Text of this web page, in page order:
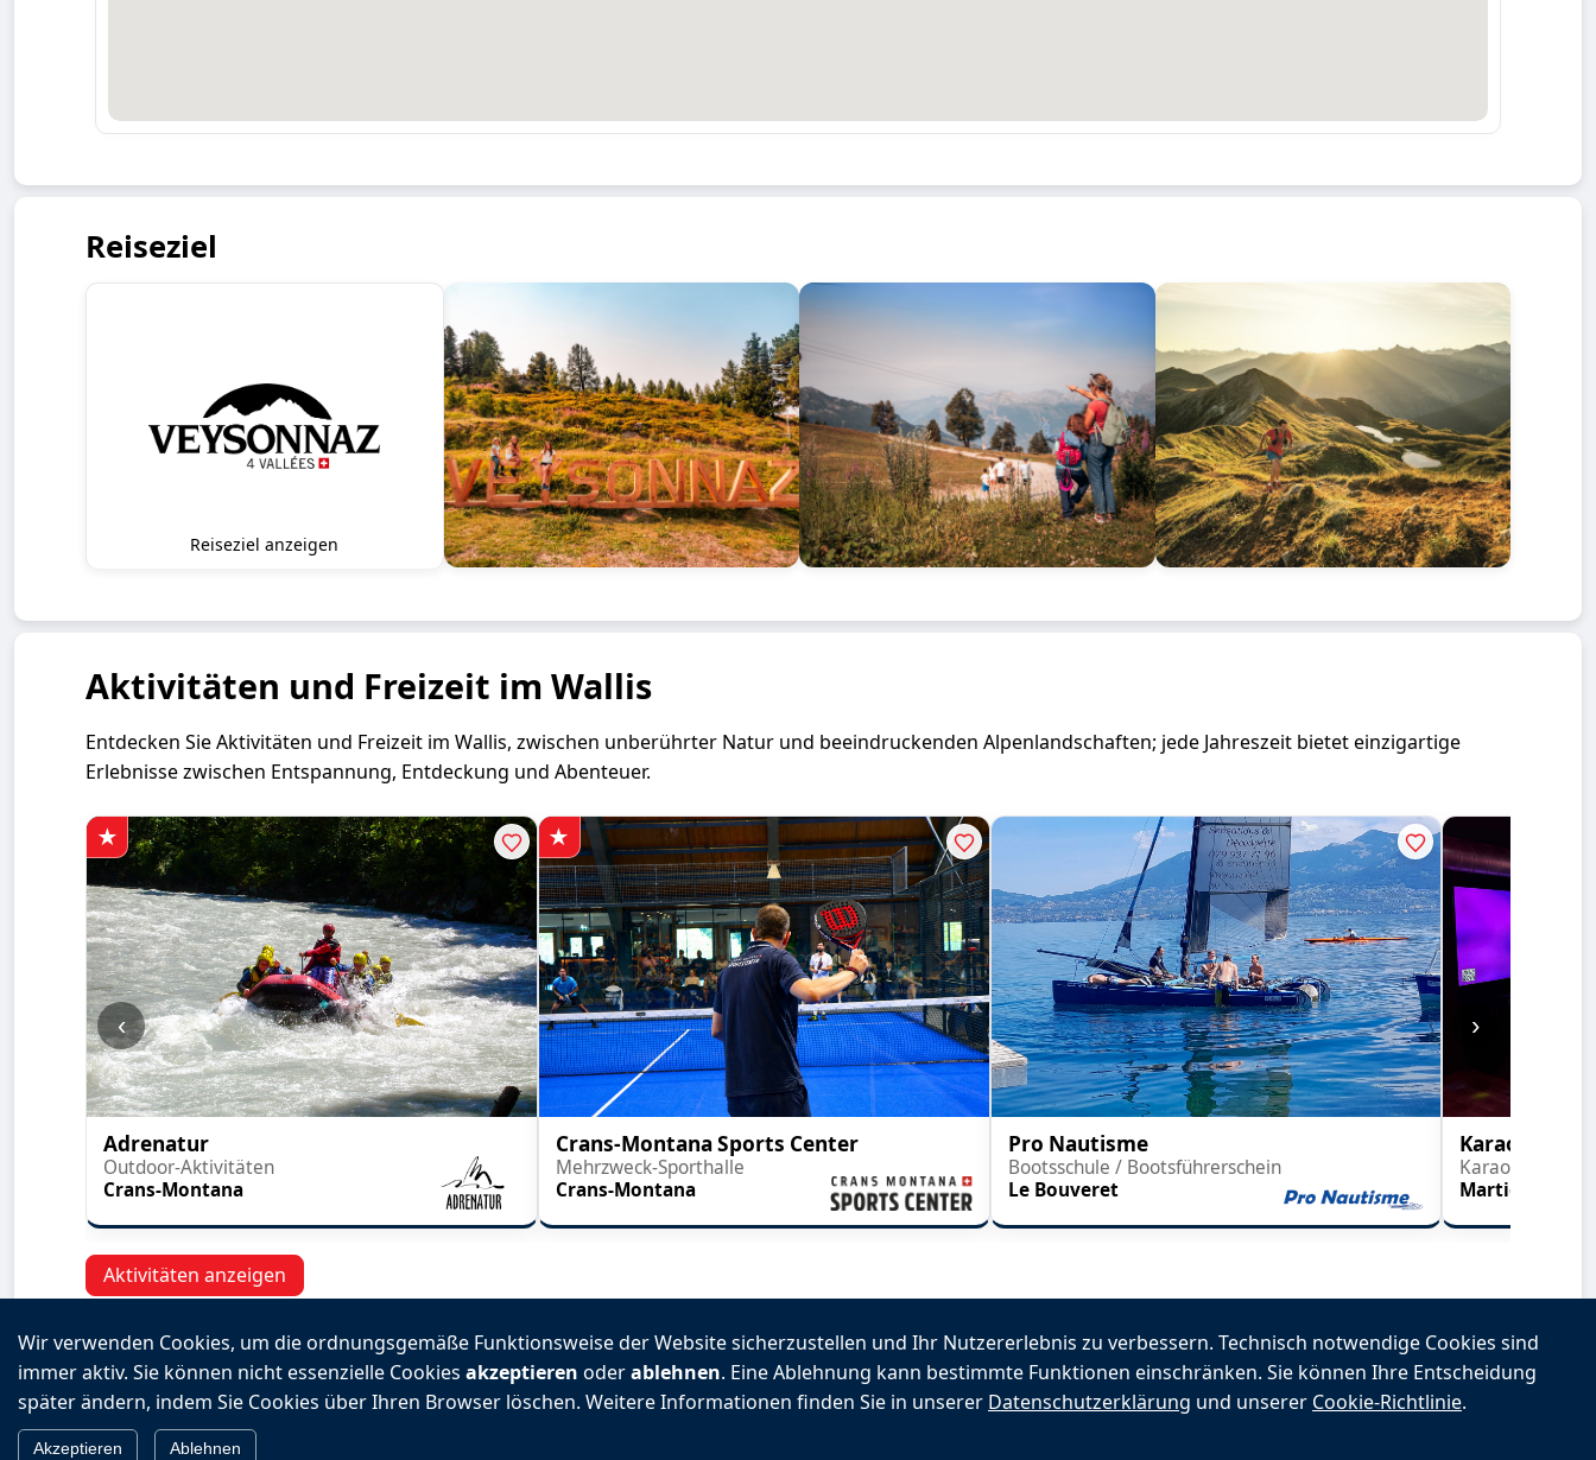
Reiseziel
Reiseziel anzeigen
Aktivitäten und Freizeit im Wallis
Entdecken Sie Aktivitäten und Freizeit im Wallis, zwischen unberührter Natur und beeindruckenden Alpenlandschaften; jede Jahreszeit bietet einzigartige
Erlebnisse zwischen Entspannung, Entdeckung und Abenteuer.
‹
Adrenatur
Outdoor-Aktivitäten
Crans-Montana
Crans-Montana Sports Center
Mehrzweck-Sporthalle
Crans-Montana
Pro Nautisme
Bootsschule / Bootsführerschein
Le Bouveret
Karaoké-
Karaoke &
Martigny
›
Aktivitäten anzeigen
2026 VALPINA® Alle Rechte vorbehalten.
Datenschutzrichtlinie
Wir verwenden Cookies, um die ordnungsgemäße Funktionsweise der Website sicherzustellen und Ihr Nutzererlebnis zu verbessern. Technisch notwendige Cookies sind
immer aktiv. Sie können nicht essenzielle Cookies akzeptieren oderablehnen. Eine Ablehnung kann bestimmte Funktionen einschränken. Sie können Ihre Entscheidung
später ändern, indem Sie Cookies über Ihren Browser löschen. Weitere Informationen finden Sie in unserer Datenschutzerklärung und unserer Cookie-Richtlinie.
Akzeptieren Ablehnen